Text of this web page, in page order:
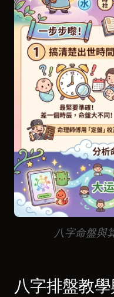
八字命盤與
八字排盤教